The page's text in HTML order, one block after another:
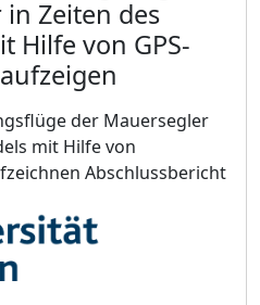
Zeiten des
Hilfe von GPS-
der Mauersegler
mit Hilfe von
Abschlussbericht